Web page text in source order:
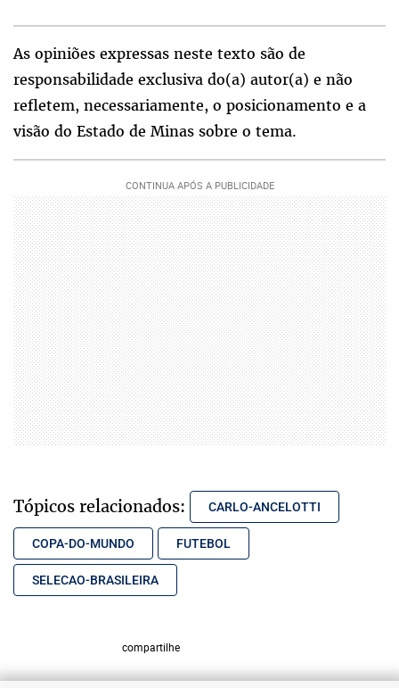
As opiniões expressas neste texto são de
responsabilidade exclusiva do(a) autor(a) e não
refletem, necessariamente, o posicionamento e a
visão do Estado de Minas sobre o tema.
Tópicos relacionados: CARLO-ANCELOTTI
COPA-DO-MUNDO FUTEBOL
SELECAO-BRASILEIRA
compartilhe